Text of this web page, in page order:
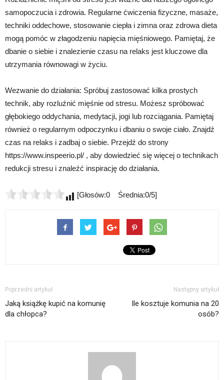
samopoczucia i zdrowia. Regularne ćwiczenia fizyczne, masaże,
techniki oddechowe, stosowanie ciepła i zimna oraz zdrowa dieta
mogą pomóc w złagodzeniu napięcia mięśniowego. Pamiętaj, że
dbanie o siebie i znalezienie czasu na relaks jest kluczowe dla
utrzymania równowagi w życiu.
Wezwanie do działania: Spróbuj zastosować kilka prostych
technik, aby rozluźnić mięśnie od stresu. Możesz spróbować
głębokiego oddychania, medytacji, jogi lub rozciągania. Pamiętaj
również o regularnym odpoczynku i dbaniu o swoje ciało. Znajdź
czas na relaks i zadbaj o siebie. Przejdź do strony
https://www.inspeerio.pl/ , aby dowiedzieć się więcej o technikach
redukcji stresu i znaleźć inspirację do działania.
[Głosów:0 Średnia:0/5]
Poprzedni artykuł
Jaką książkę kupić na komunię
dla chłopca?
Następny artykuł
Ile kosztuje komunia na 20
osób?